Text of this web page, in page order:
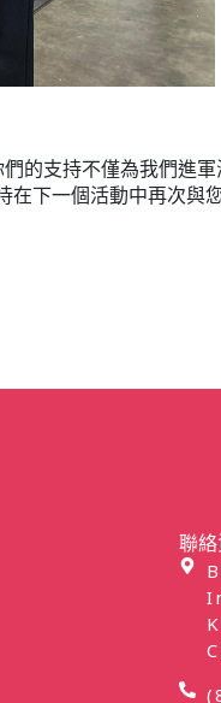
的支持不僅為我們進
在下一個活動中再次與
聯